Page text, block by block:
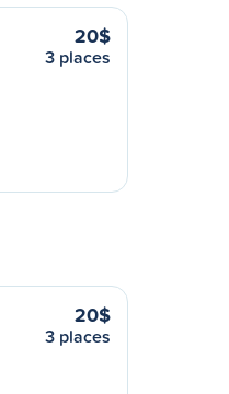
20$
3 places
20$
3 places